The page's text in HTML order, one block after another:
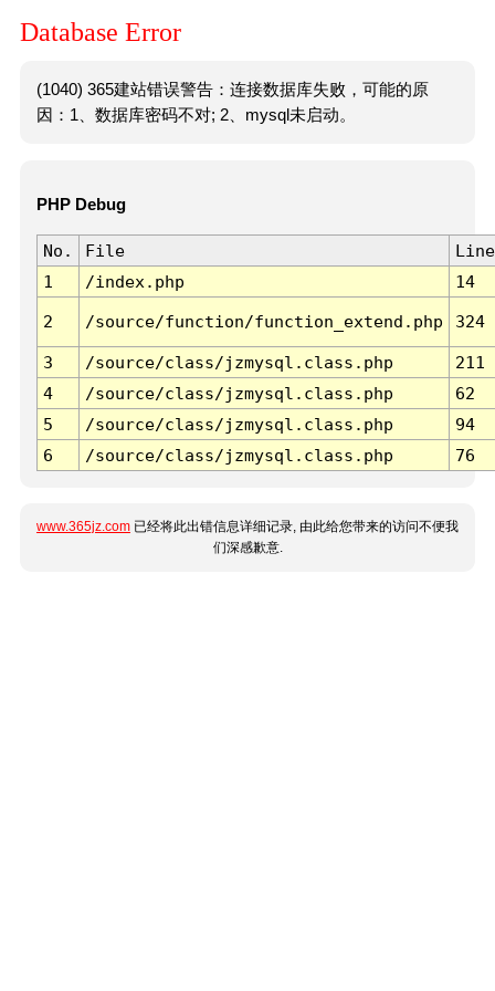
Database Error
(1040) 365建站错误警告：连接数据库失败，可能的原
因：1、数据库密码不对; 2、mysql未启动。
PHP Debug
No. File
Line
1
/index.php 14
2 /source/function/function_extend.php 324
3 /source/class/jzmysql.class.php
211
4
/source/class/jzmysql.class.php
62
5
/source/class/jzmysql.class.php
94
6
/source/class/jzmysql.class.php 76
www.365jz.com 已经将此出错信息详细记录, 由此给您带来的访问不便我
们深感歉意.